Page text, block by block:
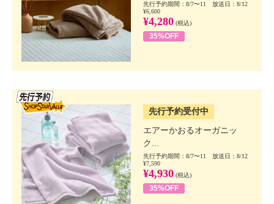
先行予約期間：8/7〜11 放送日：8/12
¥6,600
¥4,280 (税込)
35%OFF
先行予約受付中
エアーかおるオーガニッ
ク...
先行予約期間：8/7〜11 放送日：8/12
¥7,590
¥4,930 (税込)
35%OFF